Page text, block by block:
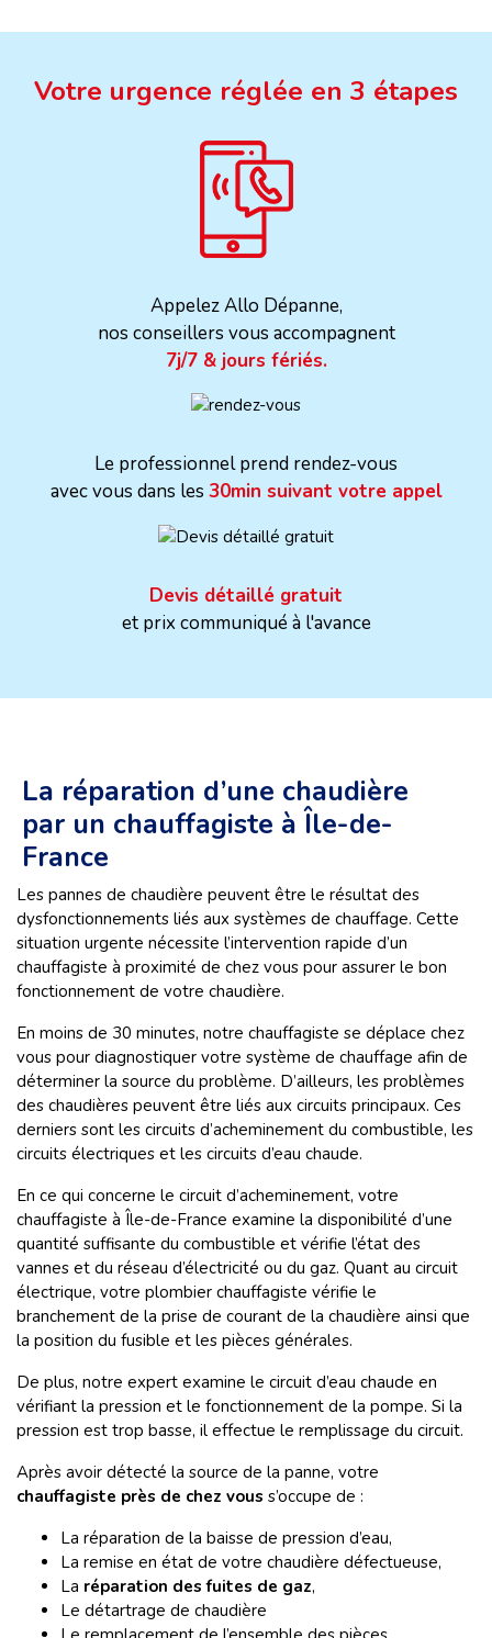
Votre urgence réglée en 3 étapes
Appelez Allo Dépanne,
nos conseillers vous accompagnent
7j/7 & jours fériés.
Le professionnel prend rendez-vous
avec vous dans les 30min suivant votre appel
Devis détaillé gratuit
et prix communiqué à l'avance
La réparation d’une chaudière
par un chauffagiste à Île-de-
France
Les pannes de chaudière peuvent être le résultat des
dysfonctionnements liés aux systèmes de chauffage. Cette
situation urgente nécessite l’intervention rapide d’un
chauffagiste à proximité de chez vous pour assurer le bon
fonctionnement de votre chaudière.
En moins de 30 minutes, notre chauffagiste se déplace chez
vous pour diagnostiquer votre système de chauffage afin de
déterminer la source du problème. D’ailleurs, les problèmes
des chaudières peuvent être liés aux circuits principaux. Ces
derniers sont les circuits d’acheminement du combustible, les
circuits électriques et les circuits d’eau chaude.
En ce qui concerne le circuit d’acheminement, votre
chauffagiste à Île-de-France examine la disponibilité d’une
quantité suffisante du combustible et vérifie l’état des
vannes et du réseau d’électricité ou du gaz. Quant au circuit
électrique, votre plombier chauffagiste vérifie le
branchement de la prise de courant de la chaudière ainsi que
la position du fusible et les pièces générales.
De plus, notre expert examine le circuit d’eau chaude en
vérifiant la pression et le fonctionnement de la pompe. Si la
pression est trop basse, il effectue le remplissage du circuit.
Après avoir détecté la source de la panne, votre
chauffagiste près de chez vous s’occupe de :
La réparation de la baisse de pression d’eau,
La remise en état de votre chaudière défectueuse,
La réparation des fuites de gaz,
Le détartrage de chaudière